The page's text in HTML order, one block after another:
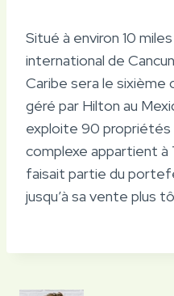
Situé à environ 10
international de
Caribe sera le
géré par Hilton au
exploite 90 propriétés
complexe appartient
faisait partie du
jusqu’à sa vente plus